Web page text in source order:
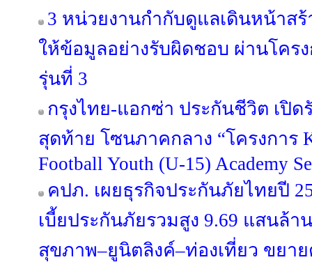
3 หน่วยงานกำกับดูแลเดินหน้าส
ให้ข้อมูลอย่างรับผิดชอบ ผ่านโครง
รุ่นที่ 3
กรุงไทย-แอกซ่า ประกันชีวิต เปิ
สุดท้าย โซนภาคกลาง “โครงการ
Football Youth (U-15) Academy
คปภ. เผยธุรกิจประกันภัยไทยปี
เบี้ยประกันภัยรวมสูง 9.69 แสนล้
สุขภาพ–ยูนิตลิงค์–ท่องเที่ยว ขยา